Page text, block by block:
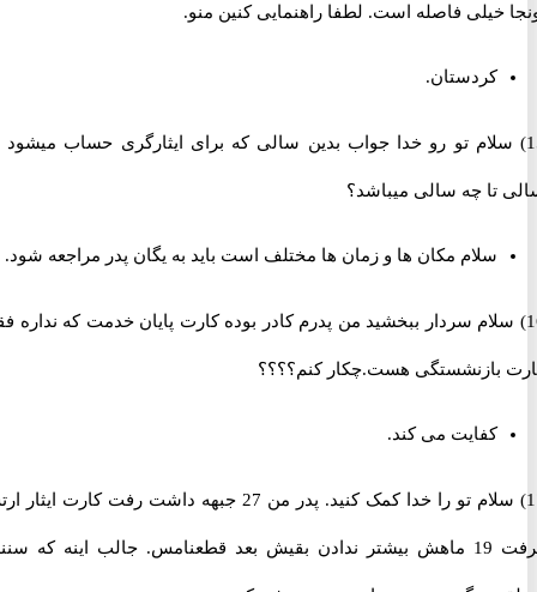
خیلی فاصله است. لطفا راهنمایی کنین منو.
کردستان.
سلام تو رو خدا جواب بدین سالی که برای ایثارگری حساب میشود چه
چه سالی میباشد؟
سلام مکان ها و زمان ها مختلف است باید به یگان پدر مراجعه شود.
سلام سردار ببخشید من پدرم کادر بوده کارت پایان خدمت که نداره فقط
بازنشستگی هست.چکار کنم؟؟؟؟
کفایت می کند.
17) سلام تو را خدا کمک کنید. پدر من 27 جبهه داشت رفت کارت ایثار ارتش
گرفت 19 ماهش بیشتر ندادن بقیش بعد قطعنامس. جالب اینه که سنندج